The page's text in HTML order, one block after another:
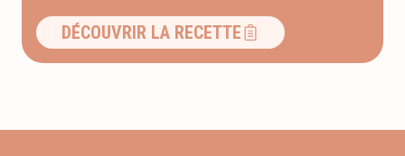
DÉCOUVRIR LA RECETTE